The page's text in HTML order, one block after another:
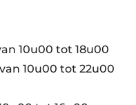
10u00 tot 18u00
10u00 tot 22u00